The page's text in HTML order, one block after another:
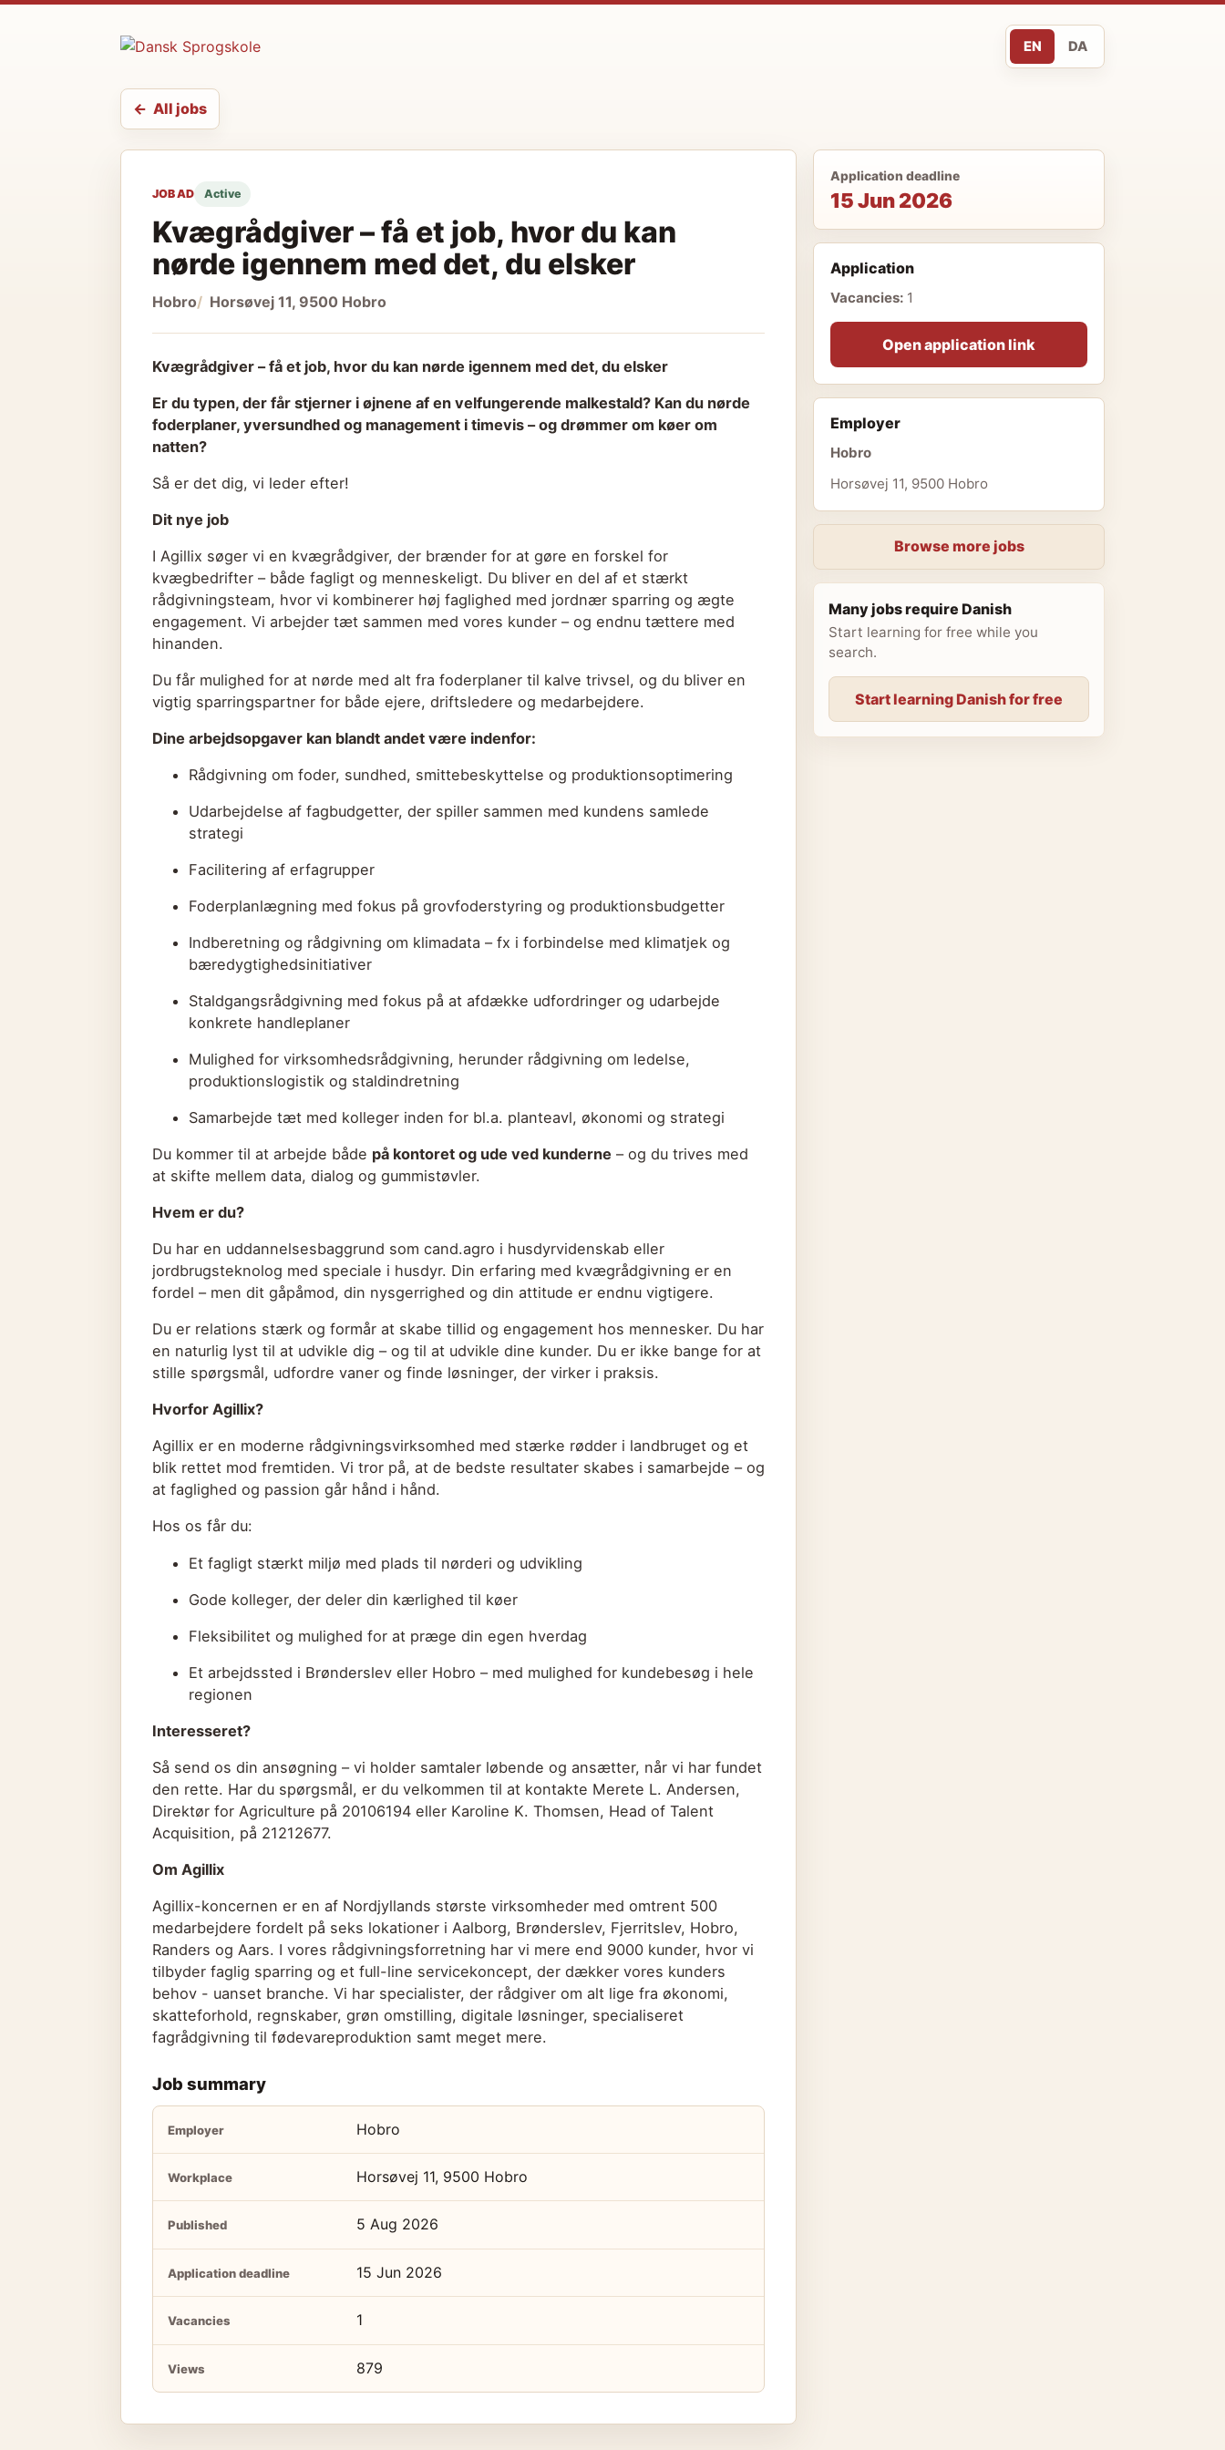
EN DA
All jobs
JOB AD Active
Kvægrådgiver – få et job, hvor du kan
nørde igennem med det, du elsker
Hobro Horsøvej 11, 9500 Hobro
Kvægrådgiver – få et job, hvor du kan nørde igennem med det, du elsker
Er du typen, der får stjerner i øjnene af en velfungerende malkestald? Kan du nørde
foderplaner, yversundhed og management i timevis – og drømmer om køer om
natten?
Så er det dig, vi leder efter!
Dit nye job
I Agillix søger vi en kvægrådgiver, der brænder for at gøre en forskel for
kvægbedrifter – både fagligt og menneskeligt. Du bliver en del af et stærkt
rådgivningsteam, hvor vi kombinerer høj faglighed med jordnær sparring og ægte
engagement. Vi arbejder tæt sammen med vores kunder – og endnu tættere med
hinanden.
Du får mulighed for at nørde med alt fra foderplaner til kalve trivsel, og du bliver en
vigtig sparringspartner for både ejere, driftsledere og medarbejdere.
Dine arbejdsopgaver kan blandt andet være indenfor:
Rådgivning om foder, sundhed, smittebeskyttelse og produktionsoptimering
Udarbejdelse af fagbudgetter, der spiller sammen med kundens samlede
strategi
Facilitering af erfagrupper
Foderplanlægning med fokus på grovfoderstyring og produktionsbudgetter
Indberetning og rådgivning om klimadata – fx i forbindelse med klimatjek og
bæredygtighedsinitiativer
Staldgangsrådgivning med fokus på at afdække udfordringer og udarbejde
konkrete handleplaner
Mulighed for virksomhedsrådgivning, herunder rådgivning om ledelse,
produktionslogistik og staldindretning
Samarbejde tæt med kolleger inden for bl.a. planteavl, økonomi og strategi
Du kommer til at arbejde både på kontoret og ude ved kunderne – og du trives med
at skifte mellem data, dialog og gummistøvler.
Hvem er du?
Du har en uddannelsesbaggrund som cand.agro i husdyrvidenskab eller
jordbrugsteknolog med speciale i husdyr. Din erfaring med kvægrådgivning er en
fordel – men dit gåpåmod, din nysgerrighed og din attitude er endnu vigtigere.
Du er relations stærk og formår at skabe tillid og engagement hos mennesker. Du har
en naturlig lyst til at udvikle dig – og til at udvikle dine kunder. Du er ikke bange for at
stille spørgsmål, udfordre vaner og finde løsninger, der virker i praksis.
Hvorfor Agillix?
Agillix er en moderne rådgivningsvirksomhed med stærke rødder i landbruget og et
blik rettet mod fremtiden. Vi tror på, at de bedste resultater skabes i samarbejde – og
at faglighed og passion går hånd i hånd.
Hos os får du:
Et fagligt stærkt miljø med plads til nørderi og udvikling
Gode kolleger, der deler din kærlighed til køer
Fleksibilitet og mulighed for at præge din egen hverdag
Et arbejdssted i Brønderslev eller Hobro – med mulighed for kundebesøg i hele
regionen
Interesseret?
Så send os din ansøgning – vi holder samtaler løbende og ansætter, når vi har fundet
den rette. Har du spørgsmål, er du velkommen til at kontakte Merete L. Andersen,
Direktør for Agriculture på 20106194 eller Karoline K. Thomsen, Head of Talent
Acquisition, på 21212677.
Om Agillix
Agillix-koncernen er en af Nordjyllands største virksomheder med omtrent 500
medarbejdere fordelt på seks lokationer i Aalborg, Brønderslev, Fjerritslev, Hobro,
Randers og Aars. I vores rådgivningsforretning har vi mere end 9000 kunder, hvor vi
tilbyder faglig sparring og et full-line servicekoncept, der dækker vores kunders
behov - uanset branche. Vi har specialister, der rådgiver om alt lige fra økonomi,
skatteforhold, regnskaber, grøn omstilling, digitale løsninger, specialiseret
fagrådgivning til fødevareproduktion samt meget mere.
Job summary
Employer Hobro
Workplace Horsøvej 11, 9500 Hobro
Published 5 Aug 2026
Application deadline 15 Jun 2026
Vacancies 1
Views 879
Application deadline
15 Jun 2026
Application
Vacancies: 1
Open application link
Employer
Hobro
Horsøvej 11, 9500 Hobro
Browse more jobs
Many jobs require Danish
Start learning for free while you
search.
Start learning Danish for free